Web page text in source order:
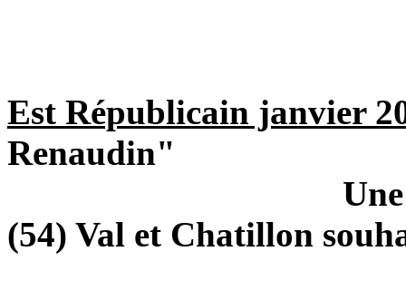
Est Républicain janvier
Renaudin"
Une
(54) Val et Chatillon